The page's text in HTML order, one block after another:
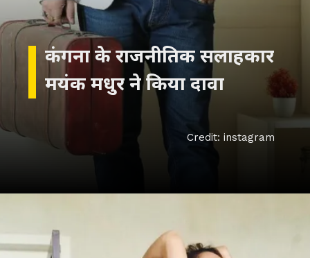
कंगना के राजनीतिक सलाहकार
मयंक मधुर ने किया दावा